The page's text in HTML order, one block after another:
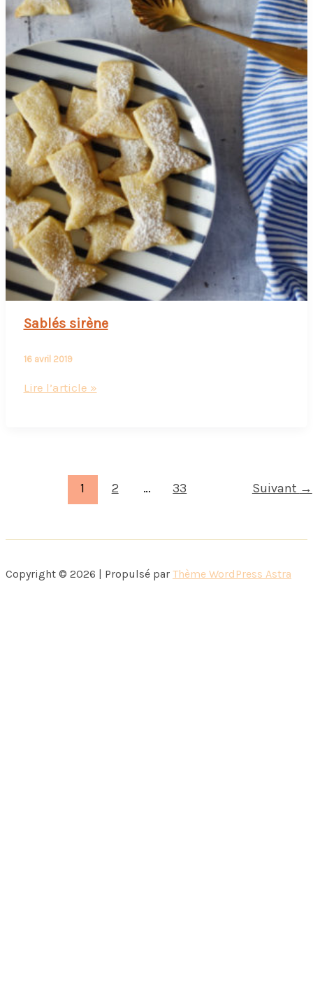
Sablés sirène
16 avril 2019
Sablés
Lire l’article »
1 2 … 33 Suivant →
Copyright © 2026 | Propulsé par Thème WordPress Astra